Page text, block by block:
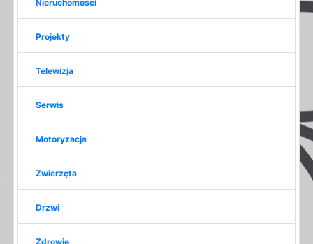
Nieruchomości
Projekty
Telewizja
Serwis
Motoryzacja
Zwierzęta
Drzwi
Zdrowie